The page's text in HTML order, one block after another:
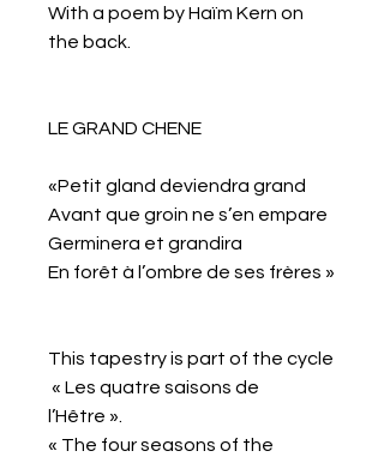
With a poem by Haïm Kern on
the back.
LE GRAND CHENE
«Petit gland deviendra grand
Avant que groin ne s’en empare
Germinera et grandira
En forêt à l’ombre de ses frères »
This tapestry is part of the cycle
« Les quatre saisons de
l’Hêtre ».
« The four seasons of the